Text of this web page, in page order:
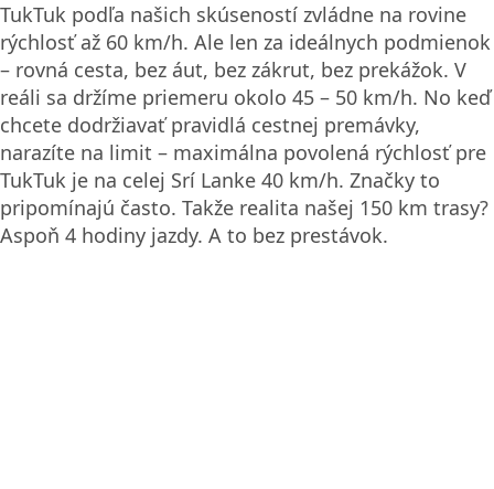
TukTuk podľa našich skúseností zvládne na rovine
rýchlosť až 60 km/h. Ale len za ideálnych podmienok
– rovná cesta, bez áut, bez zákrut, bez prekážok. V
reáli sa držíme priemeru okolo 45 – 50 km/h. No keď
chcete dodržiavať pravidlá cestnej premávky,
narazíte na limit – maximálna povolená rýchlosť pre
TukTuk je na celej Srí Lanke 40 km/h. Značky to
pripomínajú často. Takže realita našej 150 km trasy?
Aspoň 4 hodiny jazdy. A to bez prestávok.